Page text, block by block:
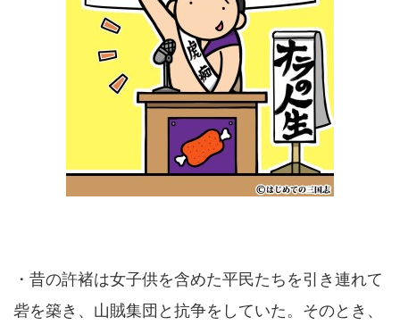
・昔の許褚は女子供を含めた平民たちを引き連れて
砦を築き、山賊集団と抗争をしていた。そのとき、